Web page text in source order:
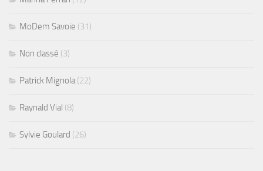
MoDem Savoie (31)
Non classé (3)
Patrick Mignola(22)
Raynald Vial (8)
Sylvie Goulard (26)